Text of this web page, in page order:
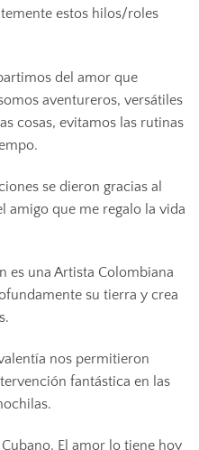
estos hilos/roles
del amor que
aventureros, versátiles
cosas, evitamos las rutinas
se dieron gracias al
amigo que me regalo la vida
es una Artista Colombiana
su tierra y crea
nos permitieron
fantástica en las
El amor lo tiene hoy